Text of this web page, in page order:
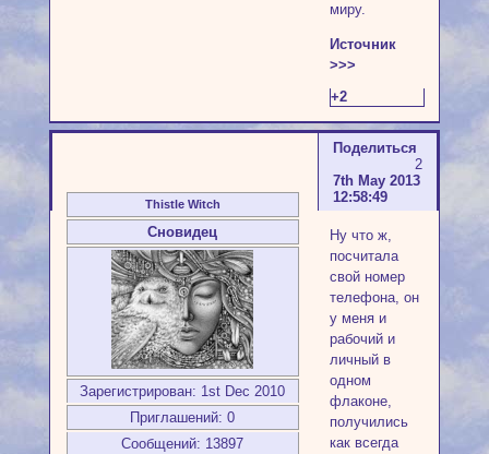
миру.
Источник
>>>
+2
Поделиться
2
7th May 2013
12:58:49
Thistle Witch
Сновидец
Зарегистрирован: 1st Dec 2010
Приглашений: 0
Сообщений: 13897
Ну что ж,
посчитала
свой номер
телефона, он
у меня и
рабочий и
личный в
одном
флаконе,
получились
как всегда